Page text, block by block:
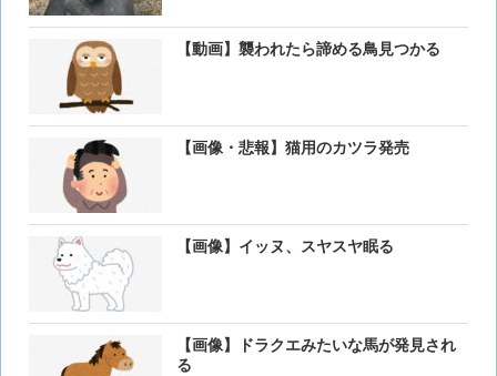
【動画】襲われたら諦める鳥見つかる
【画像・悲報】猫用のカツラ発売
【画像】イッヌ、スヤスヤ眠る
【画像】ドラクエみたいな馬が発見され
る